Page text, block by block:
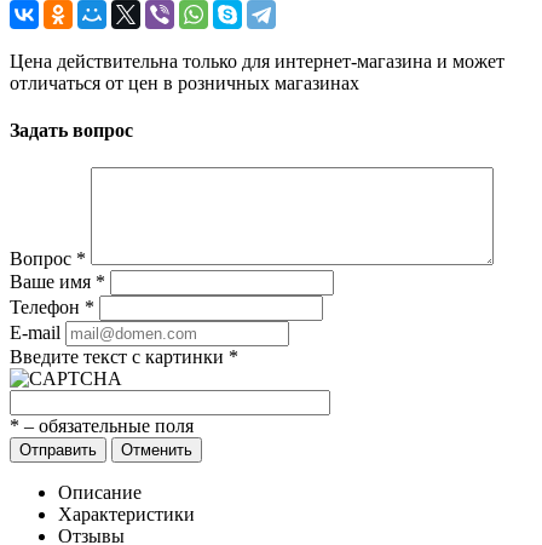
Цена действительна только для интернет-магазина и может
отличаться от цен в розничных магазинах
Задать вопрос
Вопрос *
Ваше имя *
Телефон *
E-mail
Введите текст с картинки *
* – обязательные поля
Отправить Отменить
Описание
Характеристики
Отзывы